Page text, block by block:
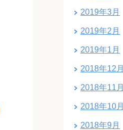
2019年3月
2019年2月
2019年1月
2018年12月
2018年11月
2018年10月
2018年9月